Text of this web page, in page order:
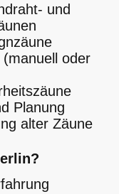
und
oder
Planung
alter Zäune